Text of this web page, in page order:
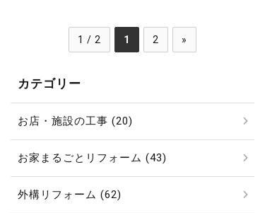
1 / 2 1 2 »
カテゴリー
お店・施設の工事 (20)
お家まるごとリフォーム (43)
外構リフォーム (62)